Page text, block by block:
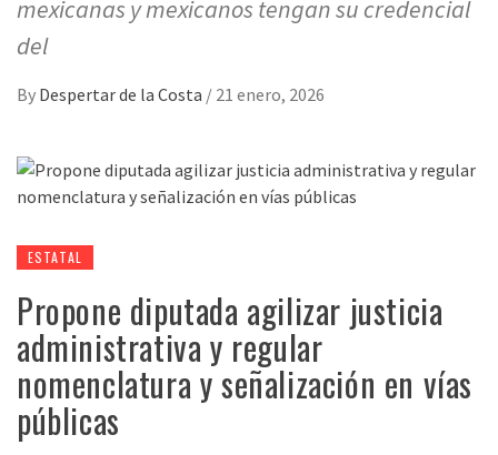
mexicanas y mexicanos tengan su credencial
del
By Despertar de la Costa / 21 enero, 2026
ESTATAL
Propone diputada agilizar justicia
administrativa y regular
nomenclatura y señalización en vías
públicas